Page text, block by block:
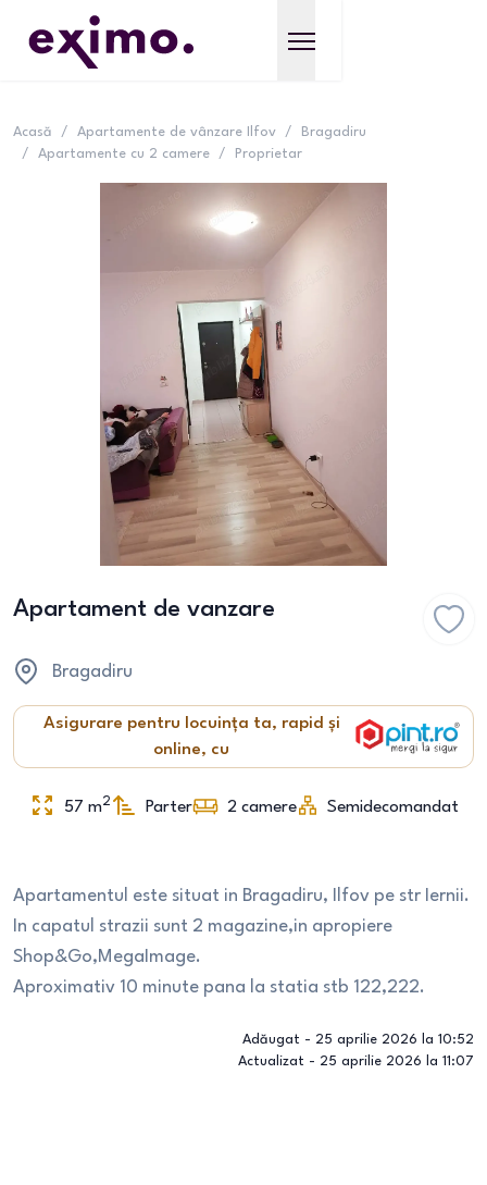
Acasă / Apartamente de vânzare Ilfov /
Bragadiru
/
Apartamente cu 2 camere / Proprietar
Apartament de vanzare
Bragadiru
Asigurare pentru locuința ta, rapid și
online, cu
57 m2 Parter 2 camere Semidecomandat
Apartamentul este situat in Bragadiru, Ilfov pe str Iernii.
In capatul strazii sunt 2 magazine,in apropiere
Shop&Go,MegaImage.
Aproximativ 10 minute pana la statia stb 122,222.
Adăugat - 25 aprilie 2026 la 10:52
Actualizat - 25 aprilie 2026 la 11:07